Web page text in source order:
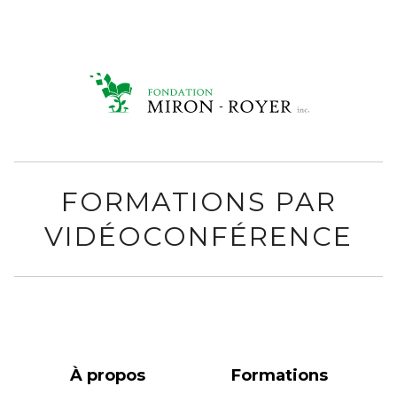
FORMATIONS PAR
VIDÉOCONFÉRENCE
À propos Formations